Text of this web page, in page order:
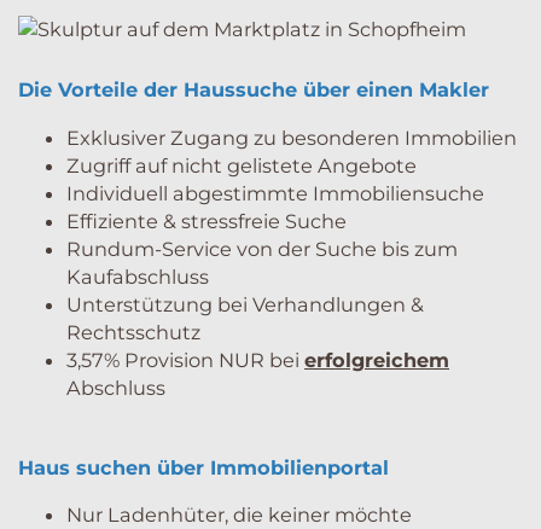
Die Vorteile der Haussuche über einen Makler
Exklusiver Zugang zu besonderen Immobilien
Zugriff auf nicht gelistete Angebote
Individuell abgestimmte Immobiliensuche
Effiziente & stressfreie Suche
Rundum-Service von der Suche bis zum
Kaufabschluss
Unterstützung bei Verhandlungen &
Rechtsschutz
3,57% Provision NUR bei erfolgreichem
Abschluss
Haus suchen über Immobilienportal
Nur Ladenhüter, die keiner möchte